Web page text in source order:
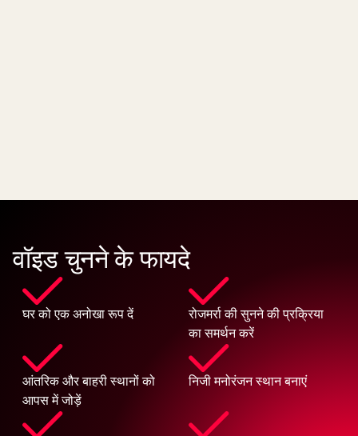
वॉइड चुनने के फायदे
घर को एक अनोखा रूप दें
रोजमर्रा की सुनने की प्रक्रिया
का समर्थन करें
आंतरिक और बाहरी स्थानों को
आपस में जोड़ें
निजी मनोरंजन स्थान बनाएं